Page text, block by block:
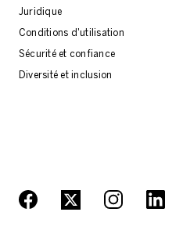
Juridique
Conditions d'utilisation
Sécurité et confiance
Diversité et inclusion